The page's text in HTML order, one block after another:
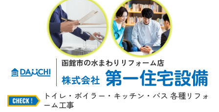
函館市の水まわりリフォーム店
トイレ・ボイラー・キッチン・バス 各種リフォ
ーム工事